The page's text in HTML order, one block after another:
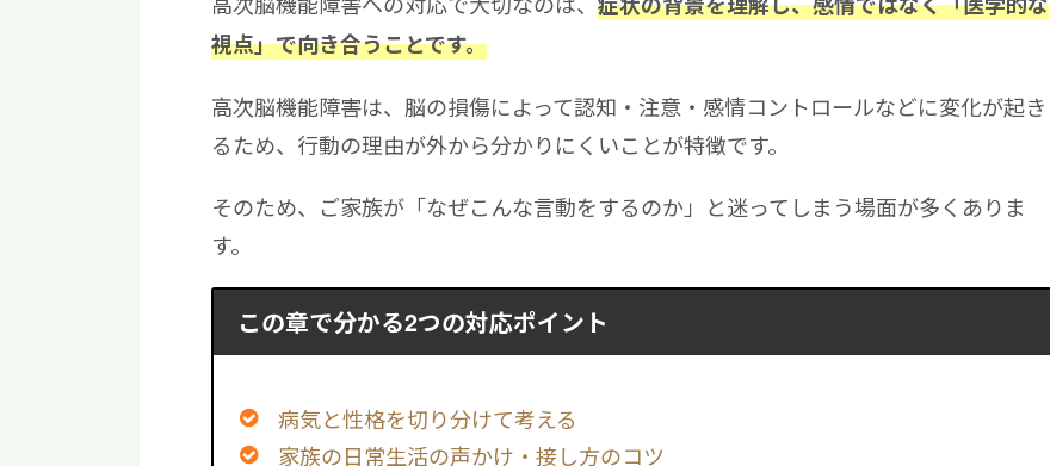
視点」で向き合うことです。
高次脳機能障害は、脳の損傷によって認知・注意・感情コントロールなどに変化が起き
るため、行動の理由が外から分かりにくいことが特徴です。
そのため、ご家族が「なぜこんな言動をするのか」と迷ってしまう場面が多くありま
す。
この章で分かる2つの対応ポイント
病気と性格を切り分けて考える
家族の日常生活の声かけ・接し方のコツ